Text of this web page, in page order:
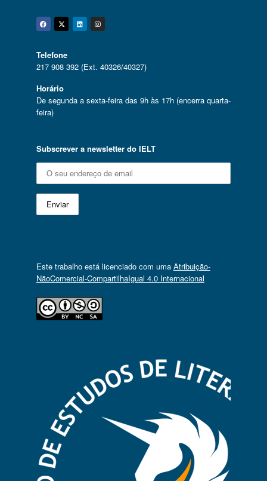
Facebook
Twitter
Linkedin
Instagram
Telefone
217 908 392 (Ext. 40326/40327)
Horário
De segunda a sexta-feira das 9h às 17h (encerra quarta-
feira)
Subscrever a newsletter do IELT
Este trabalho está licenciado com uma Atribuição-
NãoComercial-CompartilhaIgual 4.0 Internacional